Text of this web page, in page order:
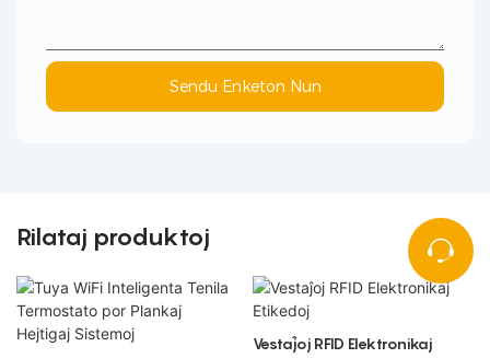
Sendu Enketon Nun
Rilataj produktoj
Vestaĵoj RFID Elektronikaj